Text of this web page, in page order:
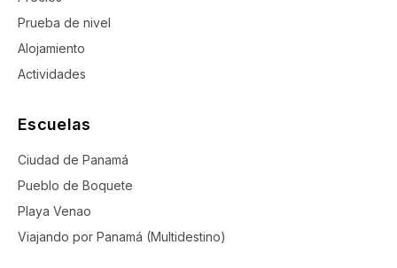
Prueba de nivel
Alojamiento
Actividades
Escuelas
Ciudad de Panamá
Pueblo de Boquete
Playa Venao
Viajando por Panamá (Multidestino)